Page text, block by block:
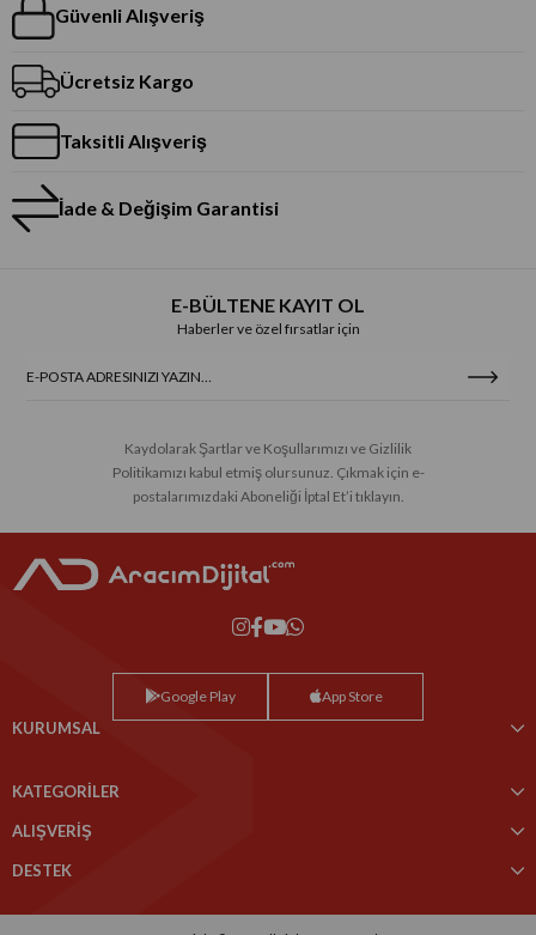
Güvenli Alışveriş
Ücretsiz Kargo
Taksitli Alışveriş
İade & Değişim Garantisi
E-BÜLTENE KAYIT OL
Haberler ve özel fırsatlar için
Kaydolarak Şartlar ve Koşullarımızı ve Gizlilik
Politikamızı kabul etmiş olursunuz. Çıkmak için e-
postalarımızdaki Aboneliği İptal Et’i tıklayın.
Google Play App Store
KURUMSAL
KATEGORİLER
ALIŞVERİŞ
DESTEK